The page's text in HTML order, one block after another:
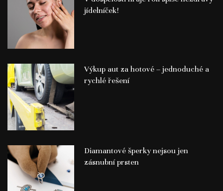
jídelníček!
Výkup aut za hotové – jednoduché a
rychlé řešení
Diamantové šperky nejsou jen
zásnubní prsten